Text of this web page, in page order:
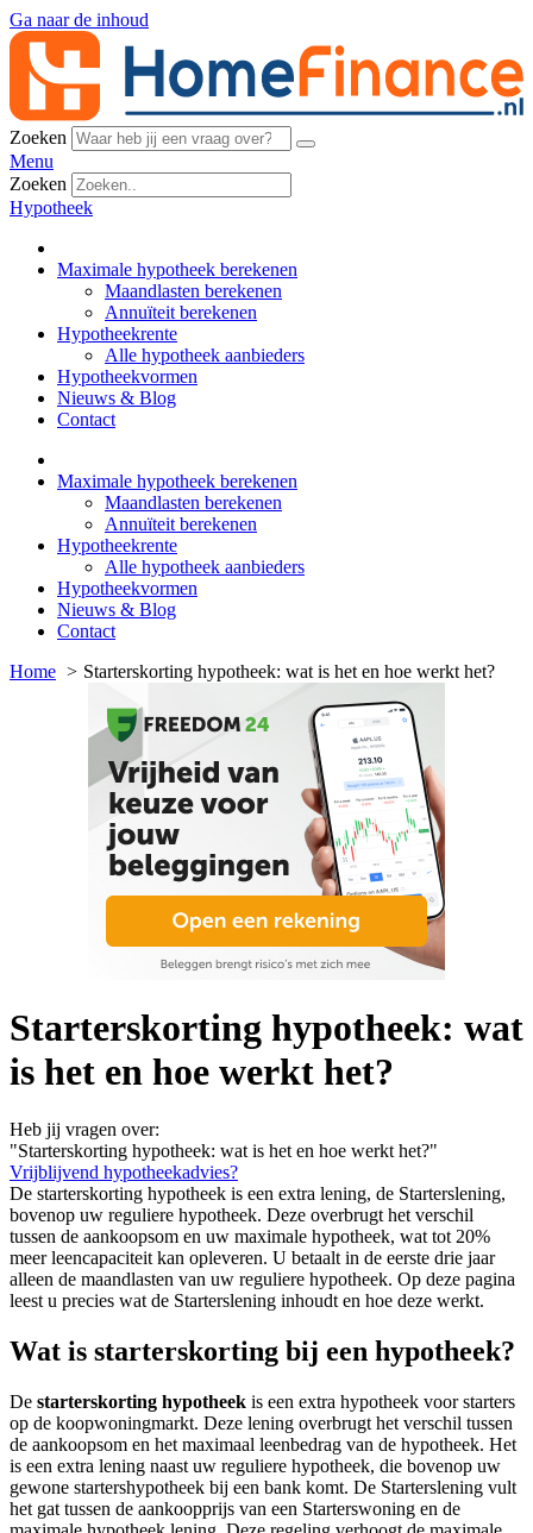
Ga naar de inhoud
Zoeken
Menu
Zoeken
Hypotheek
Maximale hypotheek berekenen
Maandlasten berekenen
Annuïteit berekenen
Hypotheekrente
Alle hypotheek aanbieders
Hypotheekvormen
Nieuws & Blog
Contact
Maximale hypotheek berekenen
Maandlasten berekenen
Annuïteit berekenen
Hypotheekrente
Alle hypotheek aanbieders
Hypotheekvormen
Nieuws & Blog
Contact
Home
Starterskorting hypotheek: wat is het en hoe werkt het?
Starterskorting hypotheek: wat
is het en hoe werkt het?
Heb jij vragen over:
"Starterskorting hypotheek: wat is het en hoe werkt het?"
Vrijblijvend hypotheekadvies?
De starterskorting hypotheek is een extra lening, de Starterslening,
bovenop uw reguliere hypotheek. Deze overbrugt het verschil
tussen de aankoopsom en uw maximale hypotheek, wat tot 20%
meer leencapaciteit kan opleveren. U betaalt in de eerste drie jaar
alleen de maandlasten van uw reguliere hypotheek. Op deze pagina
leest u precies wat de Starterslening inhoudt en hoe deze werkt.
Wat is starterskorting bij een hypotheek?
De starterskorting hypotheek is een extra hypotheek voor starters
op de koopwoningmarkt. Deze lening overbrugt het verschil tussen
de aankoopsom en het maximaal leenbedrag van de hypotheek. Het
is een extra lening naast uw reguliere hypotheek, die bovenop uw
gewone startershypotheek bij een bank komt. De Starterslening vult
het gat tussen de aankoopprijs van een Starterswoning en de